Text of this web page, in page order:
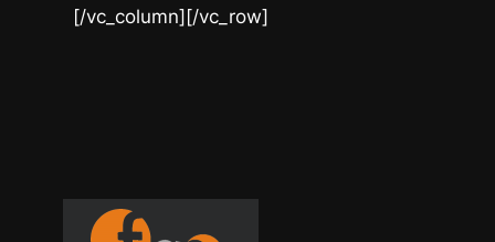
[/vc_column][/vc_row]